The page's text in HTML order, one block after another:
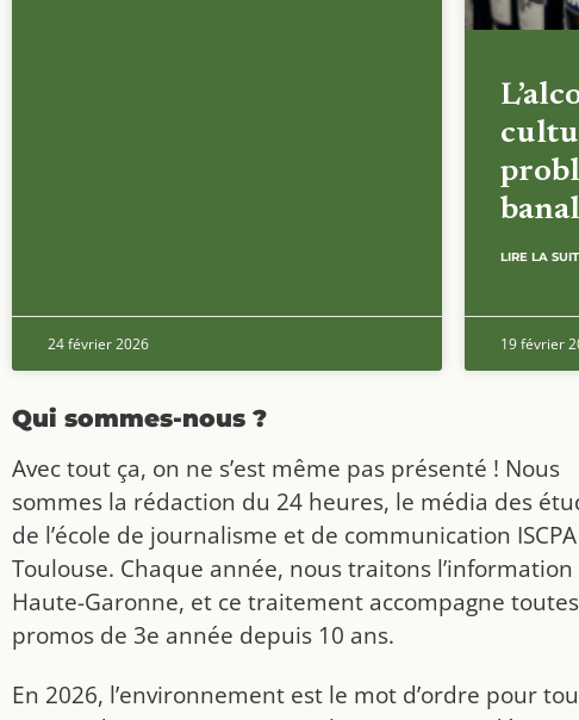
24 février 2026
LIRE LA
19 février
Qui sommes-nous ?
Avec tout ça, on ne s’est même pas présenté ! Nous
sommes la rédaction du 24 heures, le média des
de l’école de journalisme et de communication ISCPA
Toulouse. Chaque année, nous traitons l’information
Haute-Garonne, et ce traitement accompagne
promos de 3e année depuis 10 ans.
En 2026, l’environnement est le mot d’ordre pour